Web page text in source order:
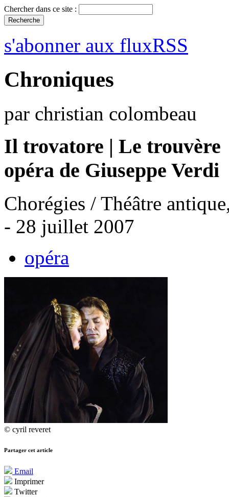
Chercher dans ce site :
s'abonner aux fluxRSS
Chroniques
par christian colombeau
Il trovatore | Le trouvère
opéra de Giuseppe Verdi
Chorégies / Théâtre
- 28 juillet 2007
opéra
© cyril reveret
Partager cet article
Email
Imprimer
Twitter